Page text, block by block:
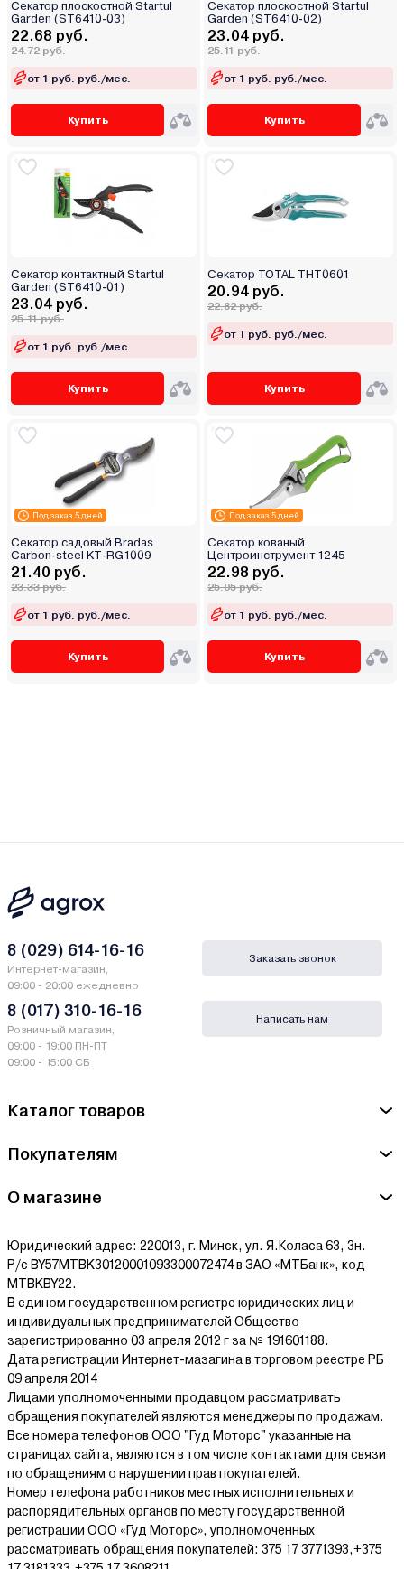
Секатор плоскостной Startul
Garden (ST6410-03)
22.68 руб.
24.72 руб.
от 1 руб. руб./мес.
Купить
Секатор плоскостной Startul
Garden (ST6410-02)
23.04 руб.
25.11 руб.
от 1 руб. руб./мес.
Купить
Секатор контактный Startul
Garden (ST6410-01)
23.04 руб.
25.11 руб.
от 1 руб. руб./мес.
Купить
Секатор TOTAL THT0601
20.94 руб.
22.82 руб.
от 1 руб. руб./мес.
Купить
Под заказ 5 дней
Секатор садовый Bradas
Carbon-steel KT-RG1009
21.40 руб.
23.33 руб.
от 1 руб. руб./мес.
Купить
Под заказ 5 дней
Секатор кованый
Центроинструмент 1245
22.98 руб.
25.05 руб.
от 1 руб. руб./мес.
Купить
Каталог товаров
Покупателям
О магазине
Юридический адрес: 220013, г. Минск, ул. Я.Коласа 63, 3н.
Р/с BY57MTBK30120001093300072474 в ЗАО «МТБанк», код
MTBKBY22.
В едином государственном регистре юридических лиц и
индивидуальных предпринимателей Общество
зарегистрированно 03 апреля 2012 г за № 191601188.
Дата регистрации Интернет-мазагина в торговом реестре РБ
09 апреля 2014
Лицами уполномоченными продавцом рассматривать
обращения покупателей являются менеджеры по продажам.
Все номера телефонов ООО "Гуд Моторс" указанные на
страницах сайта, являются в том числе контактами для связи
по обращениям о нарушении прав покупателей.
Номер телефона работников местных исполнительных и
распорядительных органов по месту государственной
регистрации ООО «Гуд Моторс», уполномоченных
рассматривать обращения покупателей: 375 17 3771393,+375
8 (029) 614-16-16
Интернет-магазин,
09:00 - 20:00 ежедневно
8 (017) 310-16-16
Розничный магазин,
09:00 - 19:00 ПН-ПТ
09:00 - 15:00 СБ
Заказать звонок
Написать нам